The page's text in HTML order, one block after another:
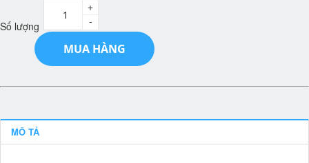
Số lượng -
+
MUA HÀNG
MÔ TẢ